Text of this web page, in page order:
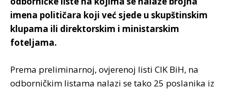
imena političara koji već sjede u skupštinskim
klupama ili direktorskim i ministarskim
foteljama.
Prema preliminarnoj, ovjerenoj listi CIK BiH, na
odborničkim listama nalazi se tako 25 poslanika iz